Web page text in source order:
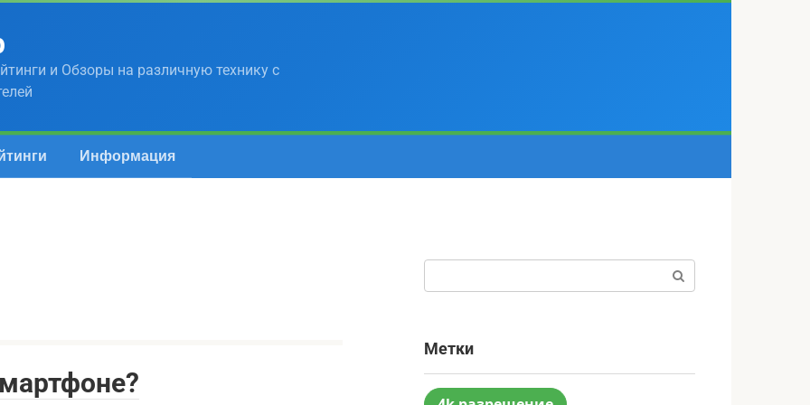
и Обзоры на различную технику с
Информация
Метки